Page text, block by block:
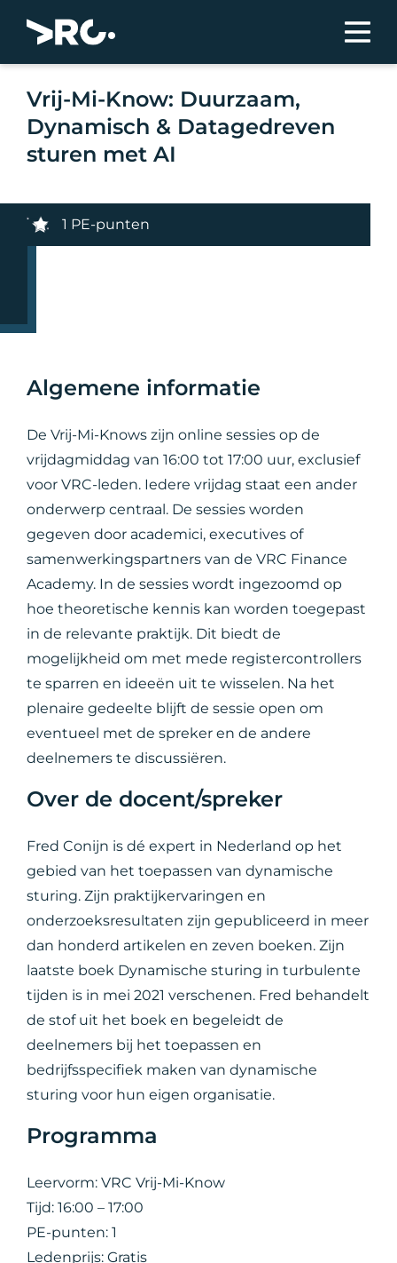
Vrij-Mi-Know: Duurzaam,
Dynamisch & Datagedreven
sturen met AI
1 PE-punten
Algemene informatie
De Vrij-Mi-Knows zijn online sessies op de
vrijdagmiddag van 16:00 tot 17:00 uur, exclusief
voor VRC-leden. Iedere vrijdag staat een ander
onderwerp centraal. De sessies worden
gegeven door academici, executives of
samenwerkingspartners van de VRC Finance
Academy. In de sessies wordt ingezoomd op
hoe theoretische kennis kan worden toegepast
in de relevante praktijk. Dit biedt de
mogelijkheid om met mede registercontrollers
te sparren en ideeën uit te wisselen. Na het
plenaire gedeelte blijft de sessie open om
eventueel met de spreker en de andere
deelnemers te discussiëren.
Over de docent/spreker
Fred Conijn is dé expert in Nederland op het
gebied van het toepassen van dynamische
sturing. Zijn praktijkervaringen en
onderzoeksresultaten zijn gepubliceerd in meer
dan honderd artikelen en zeven boeken. Zijn
laatste boek Dynamische sturing in turbulente
tijden is in mei 2021 verschenen. Fred behandelt
de stof uit het boek en begeleidt de
deelnemers bij het toepassen en
bedrijfsspecifiek maken van dynamische
sturing voor hun eigen organisatie.
Programma
Leervorm: VRC Vrij-Mi-Know
Tijd: 16:00 – 17:00
PE-punten: 1
Ledenprijs: Gratis